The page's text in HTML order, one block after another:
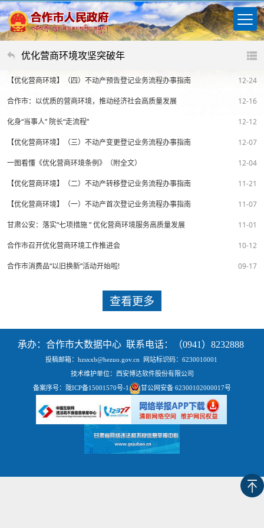
优化营商环境攻坚突破年
【优化营商环境】（四）不动产预告登记业务流程办事指南 12-24
合作市：以优质的营商环境，推动经济社会高质量发展 12-16
化身“当事人” 院长“走流程” 12-12
【优化营商环境】（三）不动产变更登记业务流程办事指南 12-07
一图看懂《优化营商环境条例》（附全文） 12-04
【优化营商环境】（二）​不动产转移登记业务流程办事指南 11-21
【优化营商环境】（一）不动产首次登记业务流程办事指南 11-07
甘肃公安：落实“七项措施 ” 优化营商环境服务高质量发展 11-01
合作市召开优化营商环境工作推进会 10-12
合作市消费品“以旧换新”活动开始啦! 09-17
查看更多
承办：合作市大数据中心 联系电话：（0941）8232888
投稿邮箱：hzsxxb@hezuo.gov.cn
网站标识码：6230010001
技术维护单位：西安博达软件股份有限公司
备案序号：
陇ICP备15001570号-1 甘公网安备 62300102000017号